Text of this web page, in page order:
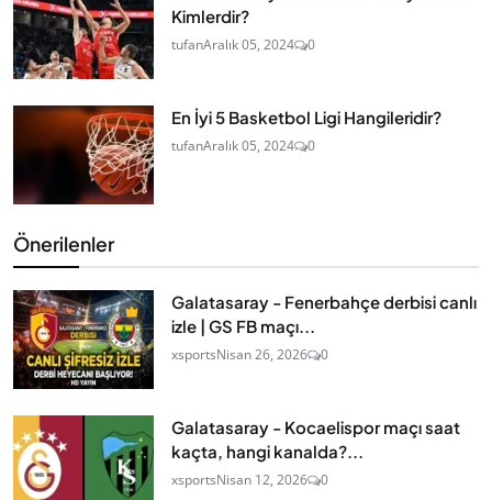
Kimlerdir?
tufanAralık 05, 2024 0
En İyi 5 Basketbol Ligi Hangileridir?
tufanAralık 05, 2024 0
Önerilenler
Galatasaray - Fenerbahçe derbisi canlı
izle | GS FB maçı...
xsportsNisan 26, 2026 0
Galatasaray - Kocaelispor maçı saat
kaçta, hangi kanalda?...
xsportsNisan 12, 2026 0